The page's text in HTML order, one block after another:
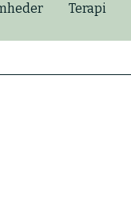
Terapi